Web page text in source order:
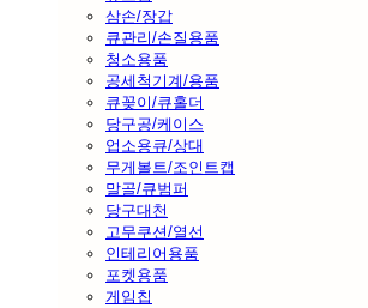
삼손/장갑
큐관리/손질용품
청소용품
공세척기계/용품
큐꽂이/큐홀더
당구공/케이스
업소용큐/상대
무게볼트/조인트캡
말골/큐범퍼
당구대천
고무쿠션/열선
인테리어용품
포켓용품
게임칩